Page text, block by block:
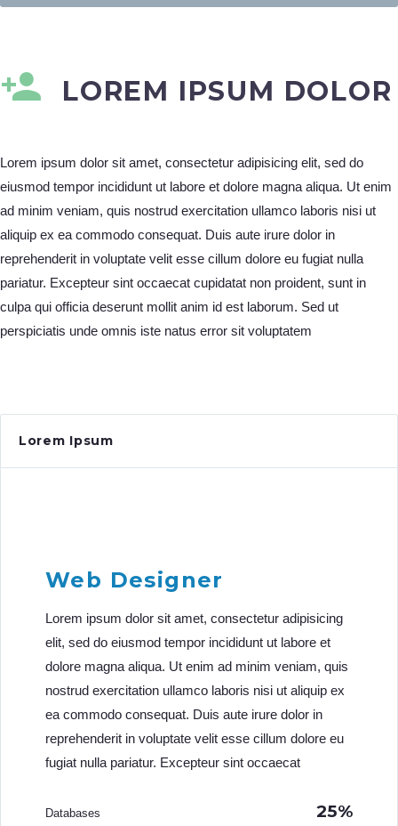
LOREM IPSUM DOLOR
Lorem ipsum dolor sit amet, consectetur adipisicing elit, sed do
eiusmod tempor incididunt ut labore et dolore magna aliqua. Ut enim
ad minim veniam, quis nostrud exercitation ullamco laboris nisi ut
aliquip ex ea commodo consequat. Duis aute irure dolor in
reprehenderit in voluptate velit esse cillum dolore eu fugiat nulla
pariatur. Excepteur sint occaecat cupidatat non proident, sunt in
culpa qui officia deserunt mollit anim id est laborum. Sed ut
perspiciatis unde omnis iste natus error sit voluptatem
Lorem Ipsum
Web Designer
Lorem ipsum dolor sit amet, consectetur adipisicing
elit, sed do eiusmod tempor incididunt ut labore et
dolore magna aliqua. Ut enim ad minim veniam, quis
nostrud exercitation ullamco laboris nisi ut aliquip ex
ea commodo consequat. Duis aute irure dolor in
reprehenderit in voluptate velit esse cillum dolore eu
fugiat nulla pariatur. Excepteur sint occaecat
Databases 25%